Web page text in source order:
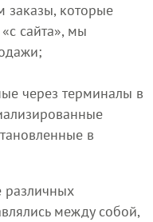
заказы, которые
сайта», мы
через терминалы в
в
различных
между собой,